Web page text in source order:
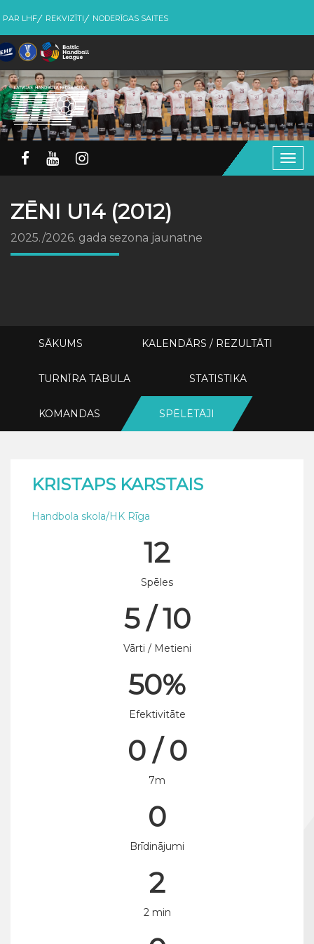
PAR LHF REKVIZĪTI NODERĪGAS SAITES
ZĒNI U14 (2012)
2025./2026. gada sezona jaunatne
SĀKUMS KALENDĀRS / REZULTĀTI
TURNĪRA TABULA STATISTIKA
KOMANDAS SPĒLĒTĀJI
KRISTAPS KARSTAIS
Handbola skola/HK Rīga
12
Spēles
5 / 10
Vārti / Metieni
50%
Efektivitāte
0 / 0
7m
0
Brīdinājumi
2
2 min